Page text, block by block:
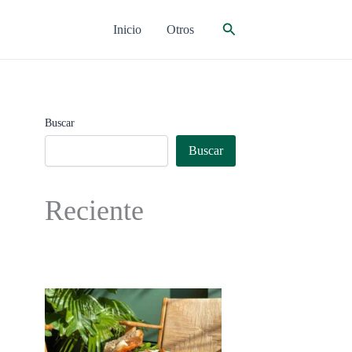
Inicio Otros Buscar
Buscar
Buscar
Reciente